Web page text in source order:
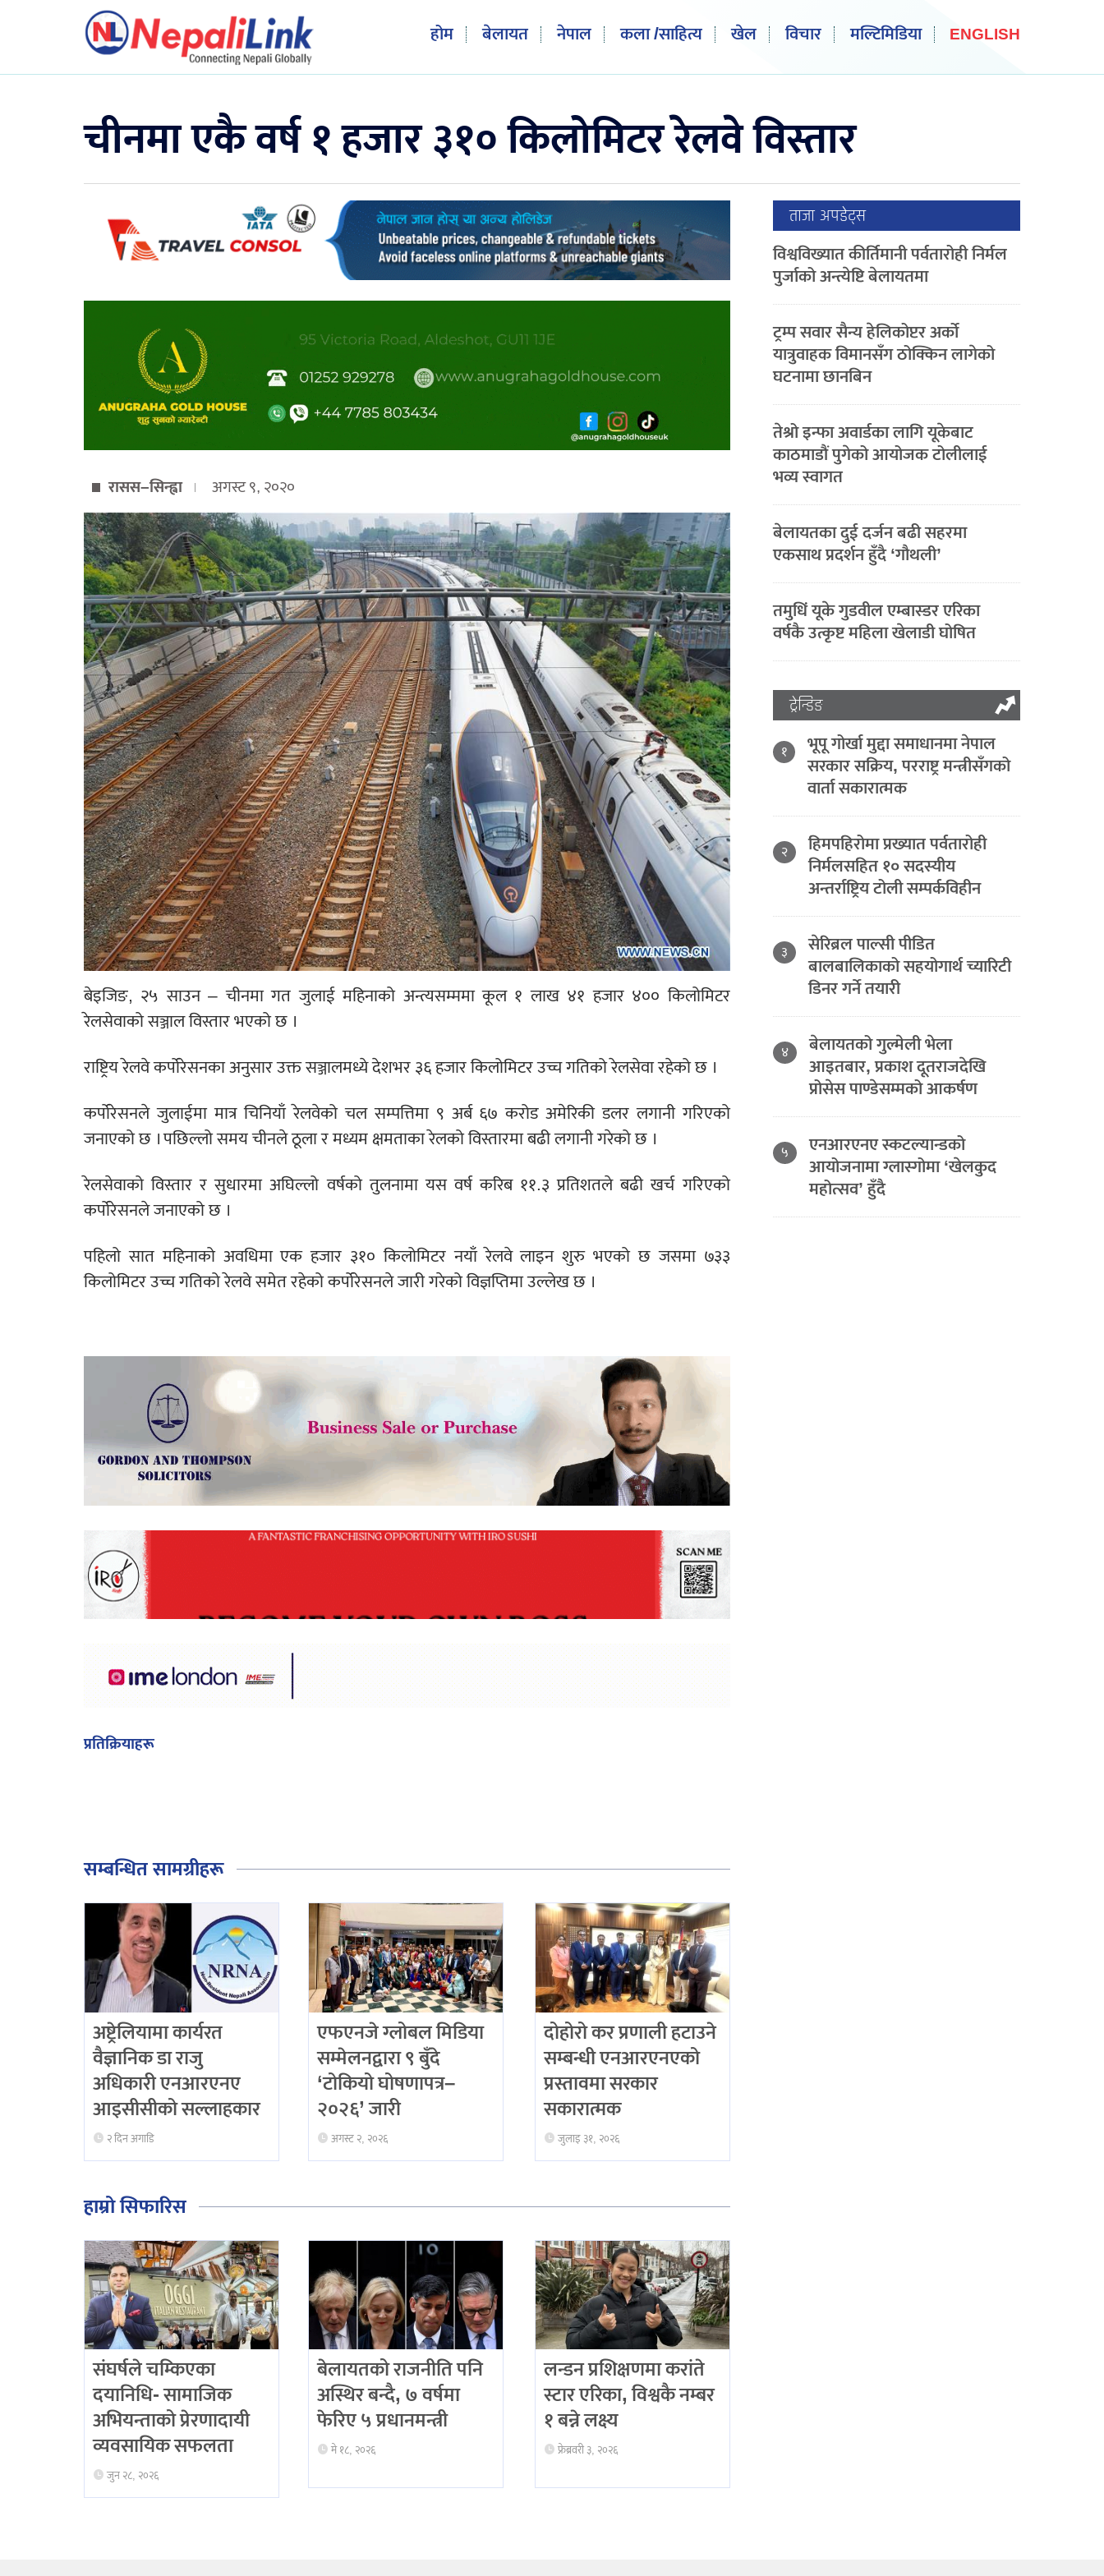
होम बेलायत नेपाल कला /साहित्य खेल विचार मल्टिमिडिया ENGLISH
चीनमा एकै वर्ष १ हजार ३१० किलोमिटर रेलवे विस्तार
रासस–सिन्ह्वा अगस्ट ९, २०२०
बेइजिङ, २५ साउन – चीनमा गत जुलाई महिनाको अन्त्यसम्ममा कूल १ लाख ४१ हजार ४०० किलोमिटर
रेलसेवाको सञ्जाल विस्तार भएको छ ।
राष्ट्रिय रेलवे कर्पोरेसनका अनुसार उक्त सञ्जालमध्ये देशभर ३६ हजार किलोमिटर उच्च गतिको रेलसेवा रहेको छ ।
कर्पोरेसनले जुलाईमा मात्र चिनियाँ रेलवेको चल सम्पत्तिमा ९ अर्ब ६७ करोड अमेरिकी डलर लगानी गरिएको
जनाएको छ । पछिल्लो समय चीनले ठूला र मध्यम क्षमताका रेलको विस्तारमा बढी लगानी गरेको छ ।
रेलसेवाको विस्तार र सुधारमा अघिल्लो वर्षको तुलनामा यस वर्ष करिब ११.३ प्रतिशतले बढी खर्च गरिएको
कर्पोरेसनले जनाएको छ ।
पहिलो सात महिनाको अवधिमा एक हजार ३१० किलोमिटर नयाँ रेलवे लाइन शुरु भएको छ जसमा ७३३
किलोमिटर उच्च गतिको रेलवे समेत रहेको कर्पोरेसनले जारी गरेको विज्ञप्तिमा उल्लेख छ ।
प्रतिक्रियाहरू
सम्बन्धित सामग्रीहरू
अष्ट्रेलियामा कार्यरत
वैज्ञानिक डा राजु
अधिकारी एनआरएनए
आइसीसीको सल्लाहकार
२ दिन अगाडि
एफएनजे ग्लोबल मिडिया
सम्मेलनद्वारा ९ बुँदे
‘टोकियो घोषणापत्र–
२०२६’ जारी
अगस्ट २, २०२६
दोहोरो कर प्रणाली हटाउने
सम्बन्धी एनआरएनएको
प्रस्तावमा सरकार
सकारात्मक
जुलाइ ३१, २०२६
हाम्रो सिफारिस
संघर्षले चम्किएका
दयानिधि- सामाजिक
अभियन्ताको प्रेरणादायी
व्यवसायिक सफलता
जुन २८, २०२६
बेलायतको राजनीति पनि
अस्थिर बन्दै, ७ वर्षमा
फेरिए ५ प्रधानमन्त्री
मे १८, २०२६
लन्डन प्रशिक्षणमा करांते
स्टार एरिका, विश्वकै नम्बर
१ बन्ने लक्ष्य
फ्रेब्रवरी ३, २०२६
ताजा अपडेट्स
विश्वविख्यात कीर्तिमानी पर्वतारोही निर्मल
पुर्जाको अन्त्येष्टि बेलायतमा
ट्रम्प सवार सैन्य हेलिकोप्टर अर्को
यात्रुवाहक विमानसँग ठोक्किन लागेको
घटनामा छानबिन
तेश्रो इन्फा अवार्डका लागि यूकेबाट
काठमाडौं पुगेको आयोजक टोलीलाई
भव्य स्वागत
बेलायतका दुई दर्जन बढी सहरमा
एकसाथ प्रदर्शन हुँदै ‘गौथली’
तमुधिं यूके गुडवील एम्बास्डर एरिका
वर्षकै उत्कृष्ट महिला खेलाडी घोषित
ट्रेन्डिङ
१ भूपू गोर्खा मुद्दा समाधानमा नेपाल
सरकार सक्रिय, परराष्ट्र मन्त्रीसँगको
वार्ता सकारात्मक
२ हिमपहिरोमा प्रख्यात पर्वतारोही
निर्मलसहित १० सदस्यीय
अन्तर्राष्ट्रिय टोली सम्पर्कविहीन
३ सेरिब्रल पाल्सी पीडित
बालबालिकाको सहयोगार्थ च्यारिटी
डिनर गर्ने तयारी
४ बेलायतको गुल्मेली भेला
आइतबार, प्रकाश दूतराजदेखि
प्रोसेस पाण्डेसम्मको आकर्षण
५ एनआरएनए स्कटल्यान्डको
आयोजनामा ग्लास्गोमा ‘खेलकुद
महोत्सव’ हुँदै